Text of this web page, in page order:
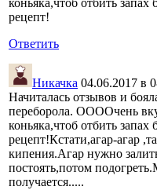
коньяка,чтоб отбить
рецепт!
Ответить
Никачка 04.06.2017 в
Начиталась отзывов и
переборола. ООООчень
коньяка,чтоб отбить
рецепт!Кстати,агар-агар
кипения.Агар нужно
постоять,потом
получается.....